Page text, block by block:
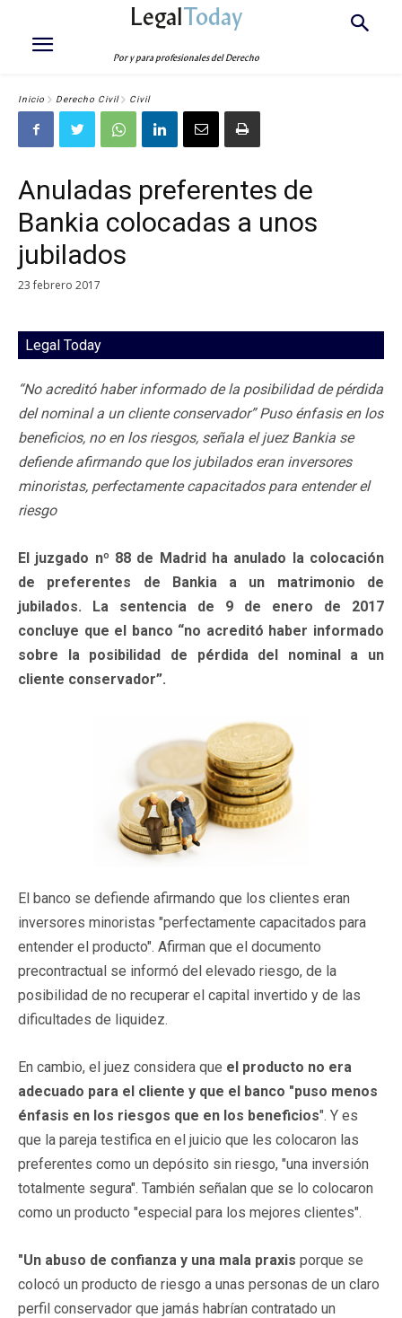
LegalToday
Por y para profesionales del Derecho
Inicio Derecho Civil Civil
Anuladas preferentes de
Bankia colocadas a unos
jubilados
23 febrero 2017
Legal Today
“No acreditó haber informado de la posibilidad de pérdida
del nominal a un cliente conservador” Puso énfasis en los
beneficios, no en los riesgos, señala el juez Bankia se
defiende afirmando que los jubilados eran inversores
minoristas, perfectamente capacitados para entender el
riesgo
El juzgado nº 88 de Madrid ha anulado la colocación
de preferentes de Bankia a un matrimonio de
jubilados. La sentencia de 9 de enero de 2017
concluye que el banco “no acreditó haber informado
sobre la posibilidad de pérdida del nominal a un
cliente conservador”.
El banco se defiende afirmando que los clientes eran
inversores minoristas "perfectamente capacitados para
entender el producto". Afirman que el documento
precontractual se informó del elevado riesgo, de la
posibilidad de no recuperar el capital invertido y de las
dificultades de liquidez.
En cambio, el juez considera que el producto no era
adecuado para el cliente y que el banco "puso menos
énfasis en los riesgos que en los beneficios". Y es
que la pareja testifica en el juicio que les colocaron las
preferentes como un depósito sin riesgo, "una inversión
totalmente segura". También señalan que se lo colocaron
como un producto "especial para los mejores clientes".
"Un abuso de confianza y una mala praxis porque se
colocó un producto de riesgo a unas personas de un claro
perfil conservador que jamás habrían contratado un